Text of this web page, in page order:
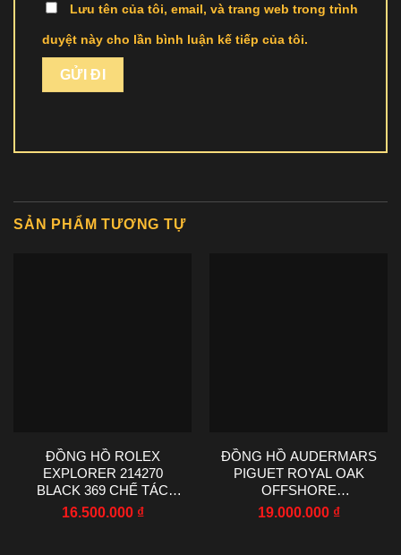
Lưu tên của tôi, email, và trang web trong trình
duyệt này cho lần bình luận kế tiếp của tôi.
SẢN PHẨM TƯƠNG TỰ
ĐỒNG HỒ ROLEX
EXPLORER 214270
BLACK 369 CHẾ TÁC
NHÀ MÁY VS 36MM
16.500.000 ₫
ĐỒNG HỒ AUDERMARS
PIGUET ROYAL OAK
OFFSHORE
SELFWINDING
19.000.000 ₫